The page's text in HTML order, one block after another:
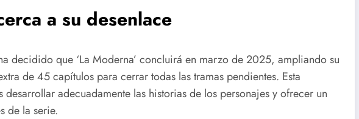
a su desenlace
decidido que ‘La Moderna’ concluirá en marzo de 2025, ampliando su
de 45 capítulos para cerrar todas las tramas pendientes. Esta
adecuadamente las historias de los personajes y ofrecer un
de la serie.